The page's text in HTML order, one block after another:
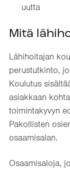
uutta
Mitä
Lähihoitajan
perustutkinto,
Koulutus
asiakkaan
toimintakyvyn
Pakollisten
osaamisalan.
Osaamisaloja,